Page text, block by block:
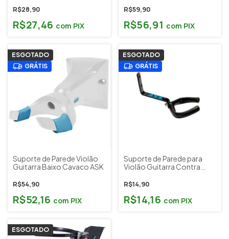
R$28,90
R$27,46 com PIX
R$59,90
R$56,91 com PIX
ESGOTADO
GRÁTIS
Suporte de Parede Violão
Guitarra Baixo Cavaco ASK
R$54,90
R$52,16 com PIX
ESGOTADO
GRÁTIS
Suporte de Parede para
Violão Guitarra Contra
R$14,90
R$14,16 com PIX
ESGOTADO